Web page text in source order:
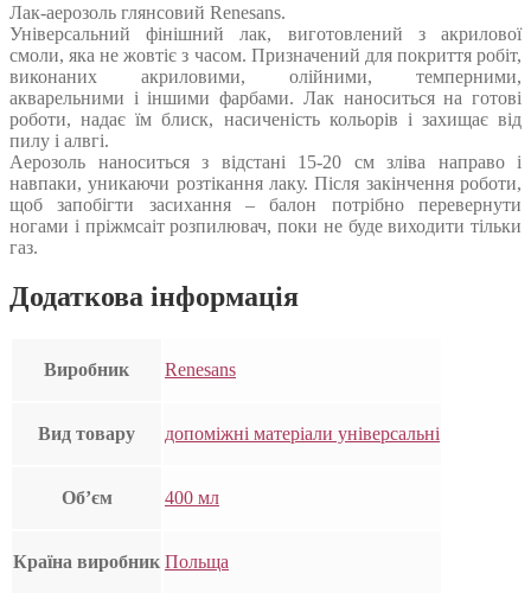
Лак-аерозоль глянсовий Renesans.
Універсальний фінішний лак, виготовлений з акрилової
смоли, яка не жовтіє з часом. Призначений для покриття робіт,
виконаних акриловими, олійними, темперними,
акварельними і іншими фарбами. Лак наноситься на готові
роботи, надає їм блиск, насиченість кольорів і захищає від
пилу і алвгі.
Аерозоль наноситься з відстані 15-20 см зліва направо і
навпаки, уникаючи розтікання лаку. Після закінчення роботи,
щоб запобігти засихання – балон потрібно перевернути
ногами і пріжмсаіт розпилювач, поки не буде виходити тільки
газ.
Додаткова інформація
Виробник Renesans
Вид товару допоміжні матеріали універсальні
Об’єм 400 мл
Країна виробник Польща